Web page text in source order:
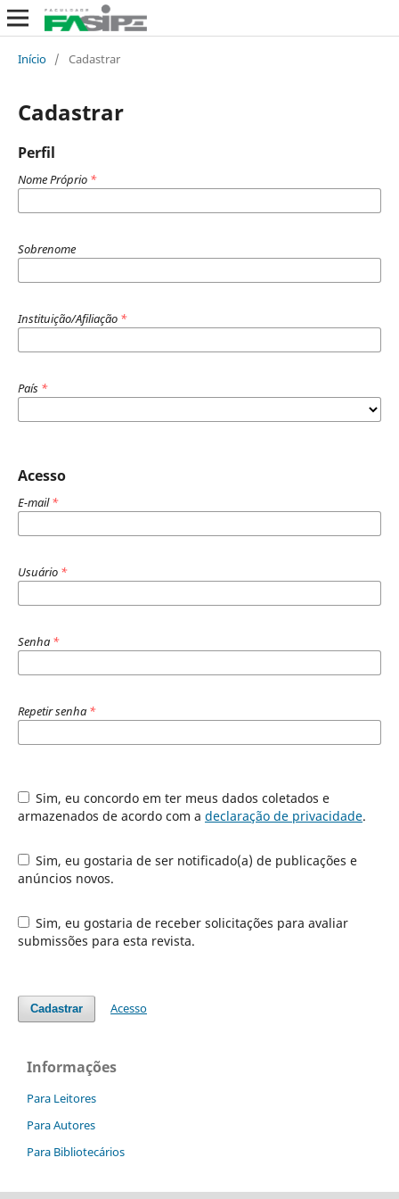
Início / Cadastrar
Cadastrar
Perfil
Nome Próprio *
Sobrenome
Instituição/Afiliação *
País *
Acesso
E-mail*
Usuário *
Senha *
Repetir senha *
Sim, eu concordo em ter meus dados coletados e
armazenados de acordo com a declaração de privacidade.
Sim, eu gostaria de ser notificado(a) de publicações e
anúncios novos.
Sim, eu gostaria de receber solicitações para avaliar
submissões para esta revista.
Cadastrar Acesso
Informações
Para Leitores
Para Autores
Para Bibliotecários